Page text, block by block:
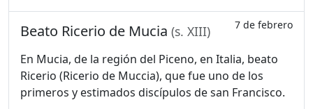
Beato Ricerio de Mucia (s. XIII) 7 de febrero
En Mucia, de la región del Piceno, en Italia, beato
Ricerio (Ricerio de Muccia), que fue uno de los
primeros y estimados discípulos de san Francisco.